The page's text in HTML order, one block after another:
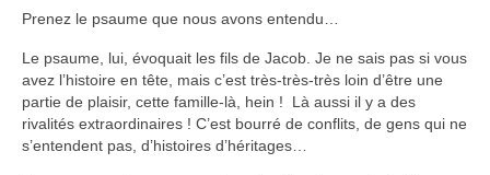
Prenez le psaume que nous avons entendu…
Le psaume, lui, évoquait les fils de Jacob. Je ne sais pas si vous
avez l’histoire en tête, mais c’est très-très-très loin d’être une
partie de plaisir, cette famille-là, hein ! Là aussi il y a des
rivalités extraordinaires ! C’est bourré de conflits, de gens qui ne
s’entendent pas, d’histoires d’héritages…